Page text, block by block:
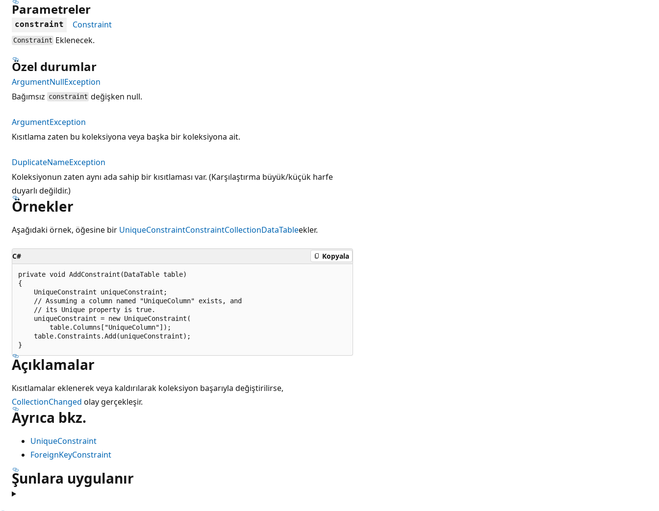
Parametreler
constraint Constraint
Constraint Eklenecek.
Özel durumlar
ArgumentNullException
Bağımsız constraint değişken null.
ArgumentException
Kısıtlama zaten bu koleksiyona veya başka bir koleksiyona ait.
DuplicateNameException
Koleksiyonun zaten aynı ada sahip bir kısıtlaması var. (Karşılaştırma büyük/küçük harfe
duyarlı değildir.)
Örnekler
Aşağıdaki örnek, öğesine bir UniqueConstraintConstraintCollectionDataTableekler.
C# Kopyala
private void AddConstraint(DataTable table)
{
    UniqueConstraint uniqueConstraint;
    // Assuming a column named "UniqueColumn" exists, and
    // its Unique property is true.
    uniqueConstraint = new UniqueConstraint(
        table.Columns["UniqueColumn"]);
    table.Constraints.Add(uniqueConstraint);
Açıklamalar
Kısıtlamalar eklenerek veya kaldırılarak koleksiyon başarıyla değiştirilirse,
CollectionChanged olay gerçekleşir.
Ayrıca bkz.
UniqueConstraint
ForeignKeyConstraint
Şunlara uygulanır